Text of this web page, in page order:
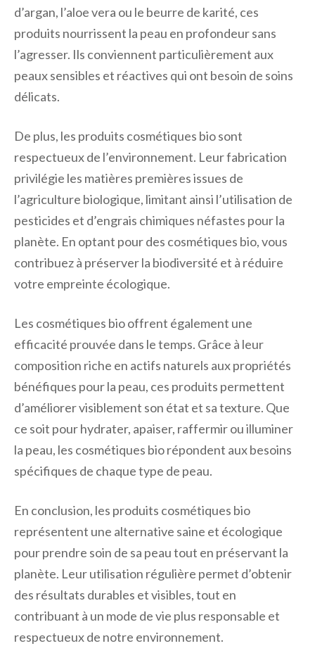
d’argan, l’aloe vera ou le beurre de karité, ces
produits nourrissent la peau en profondeur sans
l’agresser. Ils conviennent particulièrement aux
peaux sensibles et réactives qui ont besoin de soins
délicats.
De plus, les produits cosmétiques bio sont
respectueux de l’environnement. Leur fabrication
privilégie les matières premières issues de
l’agriculture biologique, limitant ainsi l’utilisation de
pesticides et d’engrais chimiques néfastes pour la
planète. En optant pour des cosmétiques bio, vous
contribuez à préserver la biodiversité et à réduire
votre empreinte écologique.
Les cosmétiques bio offrent également une
efficacité prouvée dans le temps. Grâce à leur
composition riche en actifs naturels aux propriétés
bénéfiques pour la peau, ces produits permettent
d’améliorer visiblement son état et sa texture. Que
ce soit pour hydrater, apaiser, raffermir ou illuminer
la peau, les cosmétiques bio répondent aux besoins
spécifiques de chaque type de peau.
En conclusion, les produits cosmétiques bio
représentent une alternative saine et écologique
pour prendre soin de sa peau tout en préservant la
planète. Leur utilisation régulière permet d’obtenir
des résultats durables et visibles, tout en
contribuant à un mode de vie plus responsable et
respectueux de notre environnement.